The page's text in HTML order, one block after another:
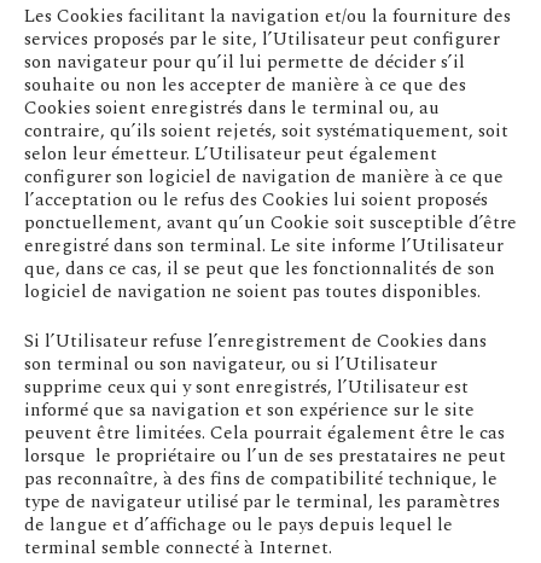
Les Cookies facilitant la navigation et/ou la fourniture des
services proposés par le site, l’Utilisateur peut configurer
son navigateur pour qu’il lui permette de décider s’il
souhaite ou non les accepter de manière à ce que des
Cookies soient enregistrés dans le terminal ou, au
contraire, qu’ils soient rejetés, soit systématiquement, soit
selon leur émetteur. L’Utilisateur peut également
configurer son logiciel de navigation de manière à ce que
l’acceptation ou le refus des Cookies lui soient proposés
ponctuellement, avant qu’un Cookie soit susceptible d’être
enregistré dans son terminal. Le site informe l’Utilisateur
que, dans ce cas, il se peut que les fonctionnalités de son
logiciel de navigation ne soient pas toutes disponibles.
Si l’Utilisateur refuse l’enregistrement de Cookies dans
son terminal ou son navigateur, ou si l’Utilisateur
supprime ceux qui y sont enregistrés, l’Utilisateur est
informé que sa navigation et son expérience sur le site
peuvent être limitées. Cela pourrait également être le cas
lorsque le propriétaire ou l’un de ses prestataires ne peut
pas reconnaître, à des fins de compatibilité technique, le
type de navigateur utilisé par le terminal, les paramètres
de langue et d’affichage ou le pays depuis lequel le
terminal semble connecté à Internet.